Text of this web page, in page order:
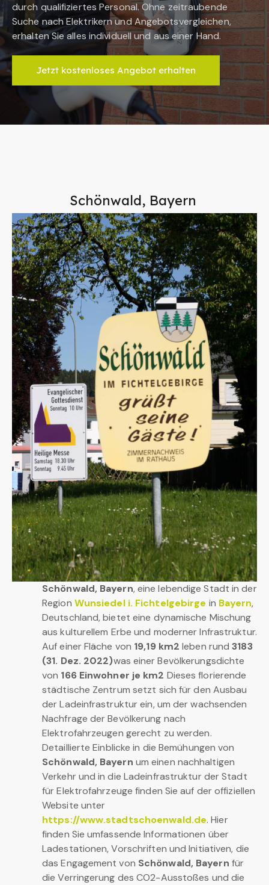
durch qualifiziertes Personal. Ohne zeitraubende
Suche nach Elektrikern und Angebotsvergleichen,
erhalten Sie alles individuell und aus einer Hand.
Jetzt kostenloses Angebot erhalten
Schönwald, Bayern
Schönwald, Bayern, eine lebendige Stadt in der
Region Wunsiedel i. Fichtelgebirge in Bayern,
Deutschland, bietet eine dynamische Mischung
aus kulturellem Erbe und moderner Infrastruktur.
Auf einer Fläche von 19,19 km2 leben rund3183
(31. Dez. 2022)was einer Bevölkerungsdichte
von 166 Einwohner je km2 Dieses florierende
städtische Zentrum setzt sich für den Ausbau
der Ladeinfrastruktur ein, um der wachsenden
Nachfrage der Bevölkerung nach
Elektrofahrzeugen gerecht zu werden.
Detaillierte Einblicke in die Bemühungen von
Schönwald, Bayern um einen nachhaltigen
Verkehr und in die Ladeinfrastruktur der Stadt
für Elektrofahrzeuge finden Sie auf der offiziellen
Website unter
https://www.stadtschoenwald.de. Hier
finden Sie umfassende Informationen über
Ladestationen, Vorschriften und Initiativen, die
das Engagement von Schönwald, Bayern für
die Verringerung des CO2-Ausstoßes und die